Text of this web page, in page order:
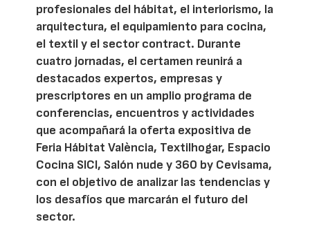
profesionales del hábitat, el interiorismo, la
arquitectura, el equipamiento para cocina,
el textil y el sector contract. Durante
cuatro jornadas, el certamen reunirá a
destacados expertos, empresas y
prescriptores en un amplio programa de
conferencias, encuentros y actividades
que acompañará la oferta expositiva de
Feria Hábitat València, Textilhogar, Espacio
Cocina SICI, Salón nude y 360 by Cevisama,
con el objetivo de analizar las tendencias y
los desafíos que marcarán el futuro del
sector.